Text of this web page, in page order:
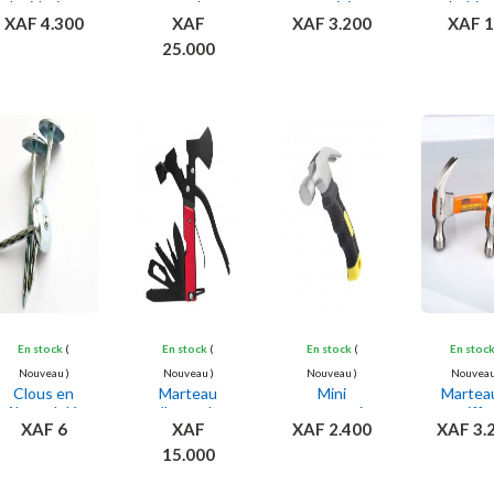
lapidation
XAF 4.300
pare-choc
en cuivre
XAF
25.000
menuisier,
XAF 3.200
bobines
XAF
En stock (
Nouveau )
Clous en
tôle ondulée
XAF 6
En stock (
Nouveau )
Marteau
d'axes de
survie
XAF
15.000
En stock (
Nouveau )
Mini
marteau à
griffe
XAF 2.400
En stock
griffes
XAF